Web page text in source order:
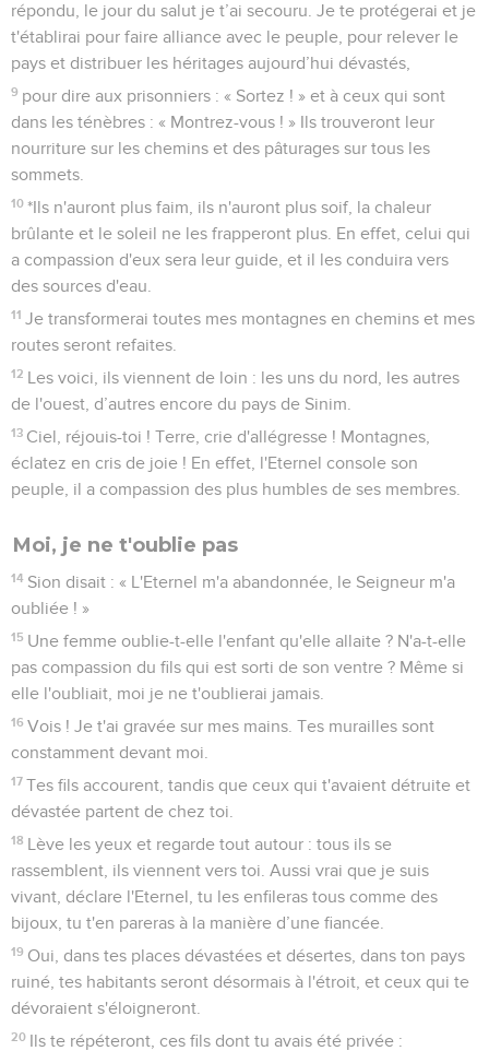
répondu, le jour du salut je t’ai secouru. Je te protégerai et je
t'établirai pour faire alliance avec le peuple, pour relever le
pays et distribuer les héritages aujourd’hui dévastés,
9 pour dire aux prisonniers : « Sortez ! » et à ceux qui sont
dans les ténèbres : « Montrez-vous ! » Ils trouveront leur
nourriture sur les chemins et des pâturages sur tous les
sommets.
10 *Ils n'auront plus faim, ils n'auront plus soif, la chaleur
brûlante et le soleil ne les frapperont plus. En effet, celui qui
a compassion d'eux sera leur guide, et il les conduira vers
des sources d'eau.
11 Je transformerai toutes mes montagnes en chemins et mes
routes seront refaites.
12 Les voici, ils viennent de loin : les uns du nord, les autres
de l'ouest, d’autres encore du pays de Sinim.
13 Ciel, réjouis-toi ! Terre, crie d'allégresse ! Montagnes,
éclatez en cris de joie ! En effet, l'Eternel console son
peuple, il a compassion des plus humbles de ses membres.
Moi, je ne t'oublie pas
14 Sion disait : « L'Eternel m'a abandonnée, le Seigneur m'a
oubliée ! »
15 Une femme oublie-t-elle l'enfant qu'elle allaite ? N'a-t-elle
pas compassion du fils qui est sorti de son ventre ? Même si
elle l'oubliait, moi je ne t'oublierai jamais.
16 Vois ! Je t'ai gravée sur mes mains. Tes murailles sont
constamment devant moi.
17 Tes fils accourent, tandis que ceux qui t'avaient détruite et
dévastée partent de chez toi.
18 Lève les yeux et regarde tout autour : tous ils se
rassemblent, ils viennent vers toi. Aussi vrai que je suis
vivant, déclare l'Eternel, tu les enfileras tous comme des
bijoux, tu t'en pareras à la manière d’une fiancée.
19 Oui, dans tes places dévastées et désertes, dans ton pays
ruiné, tes habitants seront désormais à l'étroit, et ceux qui te
dévoraient s'éloigneront.
20 Ils te répéteront, ces fils dont tu avais été privée :